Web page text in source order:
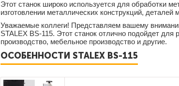
Этот станок широко используется для обработки
изготовлении металлических конструкций,
Уважаемые коллеги! Представляем вашему
STALEX BS-115. Этот станок отлично подойдет
производство, мебельное производство и другие.
ОСОБЕННОСТИ STALEX BS-115